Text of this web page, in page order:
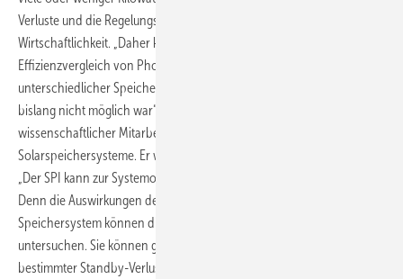
Verluste und die Regelungsgeschwindigkeit entscheiden über die
Wirtschaftlichkeit. „Daher kann die Kennzahl auch zum
Effizienzvergleich von Photovoltaik-Batteriesystemen mit
unterschiedlicher Speicherkapazität herangezogen werden, was
bislang nicht möglich war“, erklärt Johannes Weniger, ebenfalls
wissenschaftlicher Mitarbeiter in der Forschungsgruppe
Solarspeichersysteme. Er weist noch auf einen weiteren Vorteil hin.
„Der SPI kann zur Systemoptimierung eingesetzt werden“, betont er.
Denn die Auswirkungen der einzelnen Verlustquellen bei einem
Speichersystem können die Forscher unabhängig voneinander
untersuchen. Sie können genau sehen, welche Konsequenzen ein
bestimmter Standby-Verlust hat und wie sich die konkrete